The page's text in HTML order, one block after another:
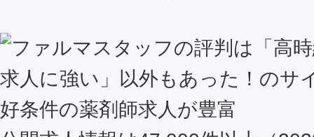
好条件の薬剤師求人が豊富